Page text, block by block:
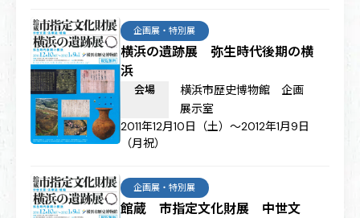
横浜の遺跡展 弥生時代後期の横
浜
企画展・特別展
2011年12月10日（土）～2012年1月9日
（月祝）
会場
横浜市歴史博物館 企画
展示室
館蔵 市指定文化財展 中世文
企画展・特別展